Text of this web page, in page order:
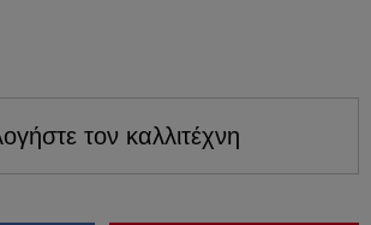
τον καλλιτέχνη